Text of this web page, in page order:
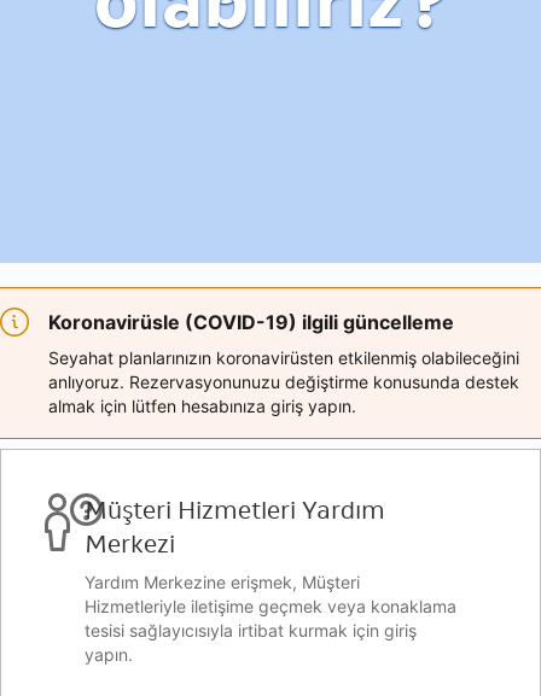
Koronavirüsle (COVID-19) ilgili güncelleme
Seyahat planlarınızın koronavirüsten etkilenmiş olabileceğini
anlıyoruz. Rezervasyonunuzu değiştirme konusunda destek
almak için lütfen hesabınıza giriş yapın.
Müşteri Hizmetleri Yardım
Merkezi
Yardım Merkezine erişmek, Müşteri
Hizmetleriyle iletişime geçmek veya konaklama
tesisi sağlayıcısıyla irtibat kurmak için giriş
yapın.